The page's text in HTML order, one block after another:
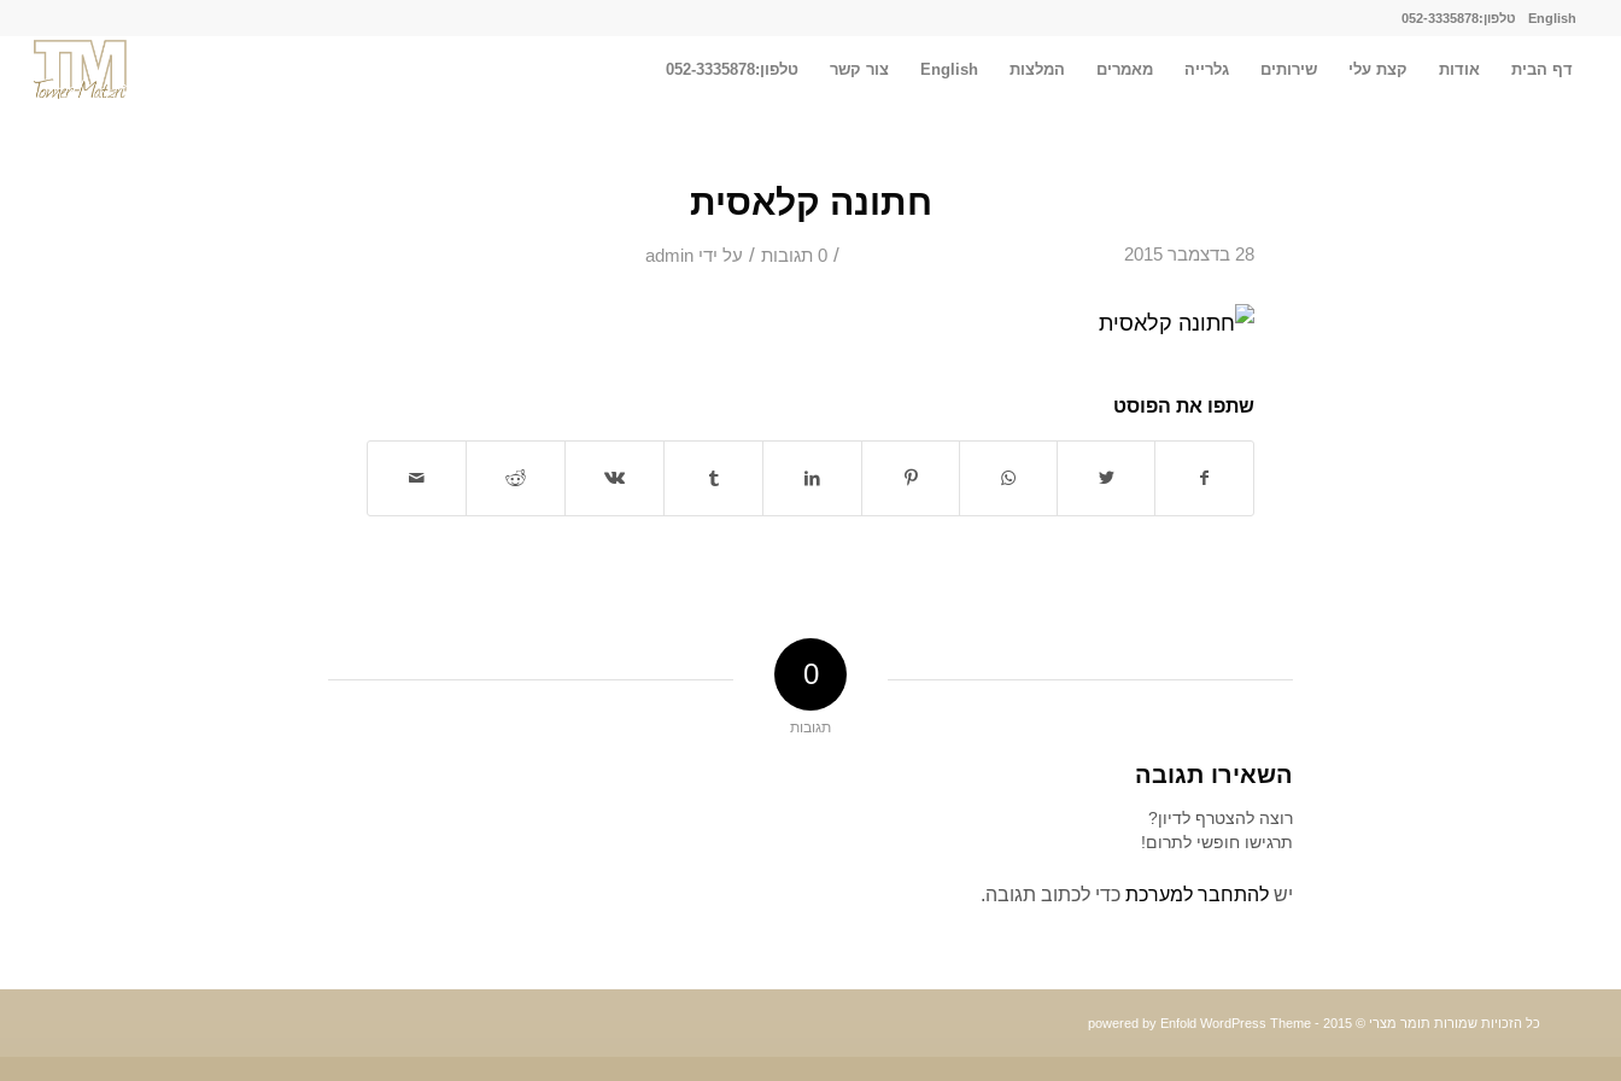
English טלפון:052-3335878
דף הבית אודות קצת עלי שירותים גלרייה מאמרים המלצות English צור קשר טלפון:052-3335878
חתונה קלאסית
28 בדצמבר 2015 / 0 תגובות / על ידי admin
שתפו את הפוסט
0
תגובות
השאירו תגובה
רוצה להצטרף לדיון?
תרגישו חופשי לתרום!
יש להתחבר למערכת כדי לכתוב תגובה.
כל הזכויות שמורות תומר מצרי © 2015 - powered by Enfold WordPress Theme